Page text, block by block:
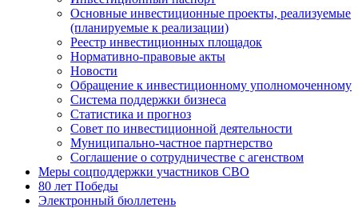
Основные инвестиционные проекты, реализуемые
(планируемые к реализации)
Реестр инвестиционных площадок
Нормативно-правовые акты
Новости
Обращение к инвестиционному уполномоченному
Система поддержки бизнеса
Статистика и прогноз
Совет по инвестиционной деятельности
Муниципально-частное партнерство
Соглашение о сотрудничестве с агенством
Меры соцподдержки участников СВО
80 лет Победы
Электронный бюллетень